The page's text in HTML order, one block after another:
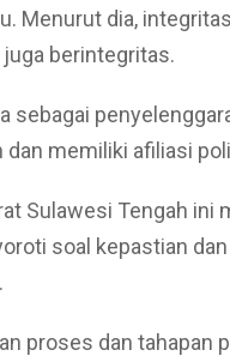
Menurut dia,
berintegritas.
sebagai
memiliki afiliasi
Sulawesi Tengah ini
soal kepastian
proses dan tahapan